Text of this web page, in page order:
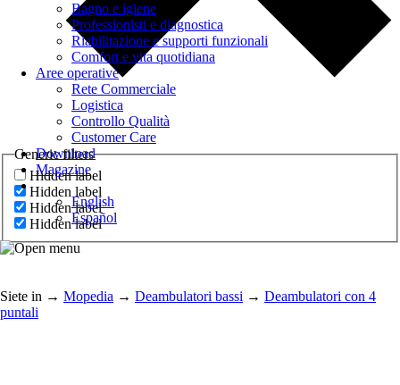
Generic filters
Hidden label
Hidden label
Hidden label
Hidden label
Bagno e igiene
Professionisti e diagnostica
Riabilitazione e supporti funzionali
Comfort e vita quotidiana
Aree operative
Rete Commerciale
Logistica
Controllo Qualità
Customer Care
Download
Magazine
English
Español
Siete in → Mopedia → Deambulatori bassi → Deambulatori con 4
puntali